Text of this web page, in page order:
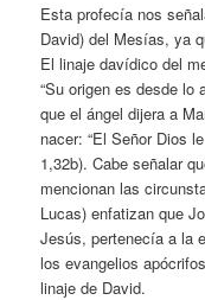
Esta profecía nos
David) del Mesías, ya
El linaje davídico del
“Su origen es desde lo
que el ángel dijera a
nacer: “El Señor Dios
1,32b). Cabe señalar
mencionan las
Lucas) enfatizan que
Jesús, pertenecía a la
los evangelios
linaje de David.